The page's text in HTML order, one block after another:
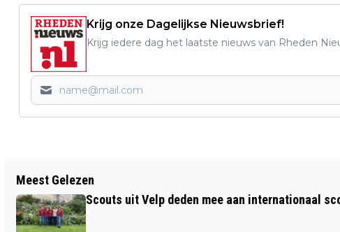
Krijg onze Dagelijkse Nieuwsbrief!
Krijg iedere dag het laatste nieuws van Rheden
OPEN PODIUM IN DE BUNDEL
Meest Gelezen
Scouts uit Velp deden mee aan internationaal